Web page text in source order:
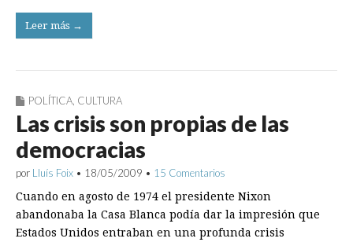
Leer más →
POLÍTICA, CULTURA
Las crisis son propias de las
democracias
por Lluís Foix • 18/05/2009 • 15 Comentarios
Cuando en agosto de 1974 el presidente Nixon
abandonaba la Casa Blanca podía dar la impresión que
Estados Unidos entraban en una profunda crisis